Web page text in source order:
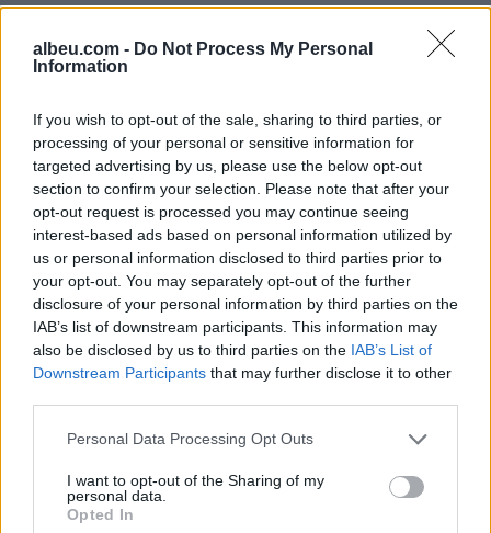
albeu.com - Do Not Process My Personal
Information
If you wish to opt-out of the sale, sharing to third parties, or
processing of your personal or sensitive information for
targeted advertising by us, please use the below opt-out
section to confirm your selection. Please note that after your
opt-out request is processed you may continue seeing
interest-based ads based on personal information utilized by
us or personal information disclosed to third parties prior to
your opt-out. You may separately opt-out of the further
disclosure of your personal information by third parties on the
IAB’s list of downstream participants. This information may
also be disclosed by us to third parties on the IAB’s List of
Downstream Participants that may further disclose it to other
Personal Data Processing Opt Outs
I want to opt-out of the Sharing of my
personal data.
Opted In
Shtuarmë 9.06.2022 08:12
Tags:
arra , bollgur , mengjes , ushqime
veze e zier
Pas tërmetit 7.4 ballë në
Kolumbi, liderët botërorë
Ilir Xhemalaj prezanton